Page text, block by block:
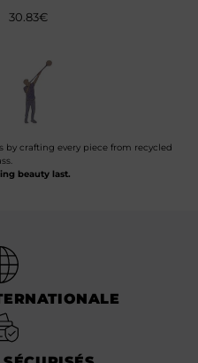
30.83€
by crafting every piece from recycled
beauty last.